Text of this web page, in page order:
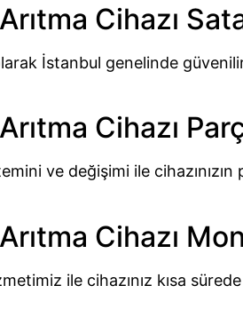
Cihazı
İstanbul genelinde
Cihazı
ve değişimi ile
Cihazı
ile cihazınız kısa